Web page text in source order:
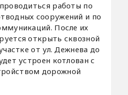
работы по
сооружений и по
После их
открыть сквозной
от ул. Дежнева до
устроен котлован с
дорожной